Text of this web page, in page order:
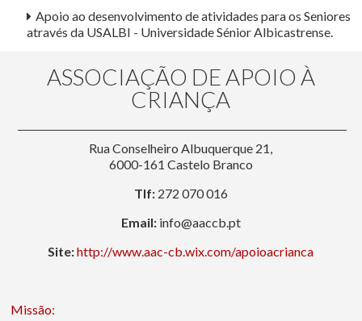
Apoio ao desenvolvimento de atividades para os Seniores
através da USALBI - Universidade Sénior Albicastrense.
ASSOCIAÇÃO DE APOIO À
CRIANÇA
Rua Conselheiro Albuquerque 21,
6000-161 Castelo Branco
Tlf:272 070 016
Email:info@aaccb.pt
Site:http://www.aac-cb.wix.com/apoioacrianca
Missão: